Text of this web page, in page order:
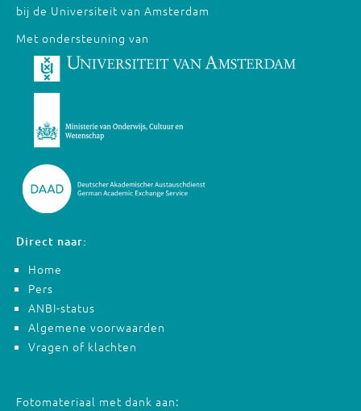
bij de Universiteit van Amsterdam
Met ondersteuning van
Direct naar:
Home
Pers
ANBI-status
Algemene voorwaarden
Vragen of klachten
Fotomateriaal met dank aan: